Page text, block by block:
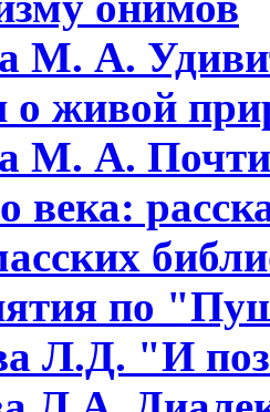
М. А.
о живой
М. А. Почти
века:
по
Л.Д. "И